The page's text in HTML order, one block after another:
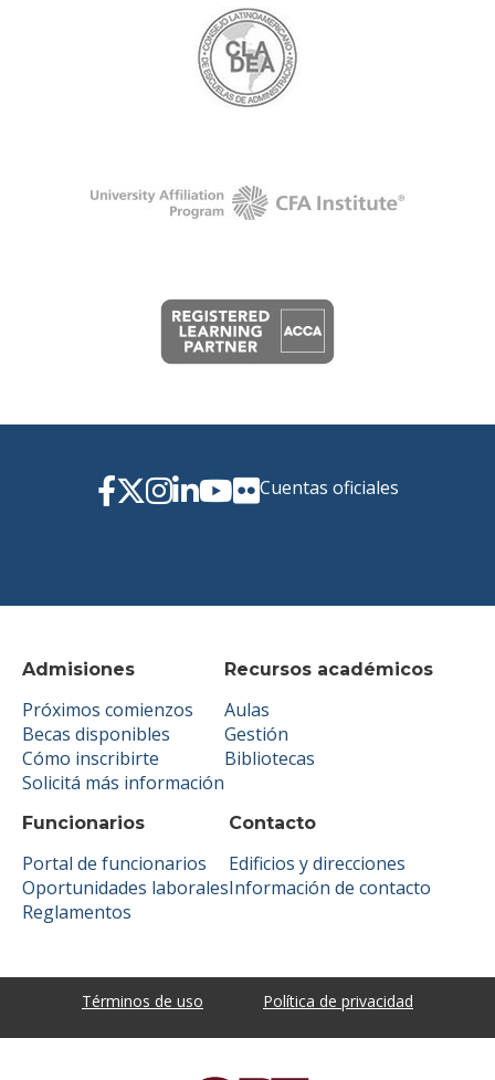
Admisiones
Próximos comienzos
Becas disponibles
Cómo inscribirte
Solicitá más información
Recursos académicos
Aulas
Gestión
Bibliotecas
Funcionarios
Portal de funcionarios
Oportunidades laborales
Reglamentos
Contacto
Edificios y direcciones
Información de contacto
Cuentas oficiales
Términos de uso Política de privacidad